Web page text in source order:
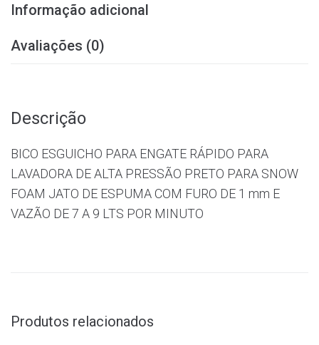
Informação adicional
Avaliações (0)
Descrição
BICO ESGUICHO PARA ENGATE RÁPIDO PARA
LAVADORA DE ALTA PRESSÃO PRETO PARA SNOW
FOAM JATO DE ESPUMA COM FURO DE 1 mm E
VAZÃO DE 7 A 9 LTS POR MINUTO
Produtos relacionados